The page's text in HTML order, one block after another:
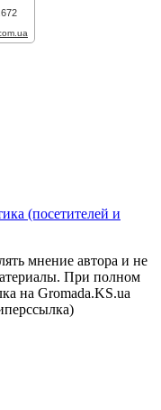
мнение автора и не
При полном
на Gromada.KS.ua